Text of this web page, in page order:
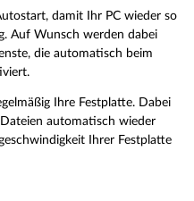
damit Ihr PC wieder so
Auf Wunsch werden dabei
die automatisch beim
Ihre Festplatte. Dabei
automatisch wieder
Ihrer Festplatte